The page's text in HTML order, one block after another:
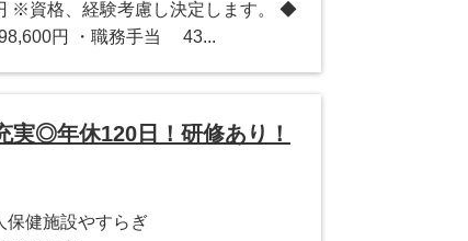
資格、経験考慮し決定します。 ◆
円 ・職務手当 43...
実◎年休120日！研修あり！
健施設やすらぎ